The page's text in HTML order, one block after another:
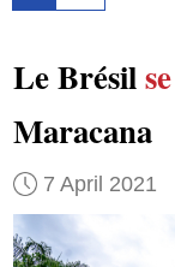
Le Brésil
Maracana
7 April 2021